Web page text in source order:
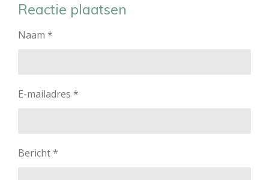
e
n
l
r
e
e
n
Reactie plaatsen
Naam *
E-mailadres *
Bericht *